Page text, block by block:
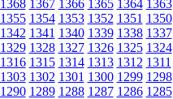
1368 1367 1366 1365 1364 1363
1355 1354 1353 1352 1351 1350
1342 1341 1340 1339 1338 1337
1329 1328 1327 1326 1325 1324
1316 1315 1314 1313 1312 1311
1303 1302 1301 1300 1299 1298
1290 1289 1288 1287 1286 1285